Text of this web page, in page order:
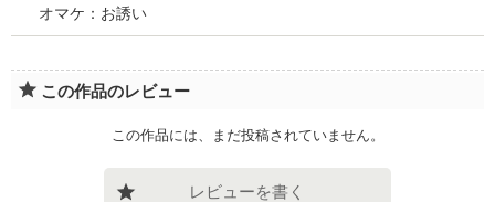
オマケ：お誘い
この作品のレビュー
この作品には、まだ投稿されていません。
レビューを書く